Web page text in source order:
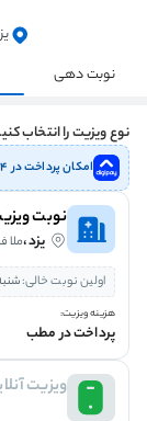
نوبت دهی
نوع ویزیت را انتخاب
امکان پرداخت در ۴ قسط با دیجی پی
نوبت
یزد،ملا
اولین نوبت خالی:شنبه 21
هزینه ویزیت:
پرداخت در مطب
ویزیت